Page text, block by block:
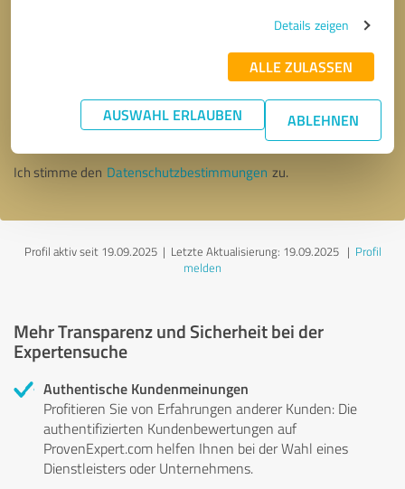
Details zeigen
ALLE ZULASSEN
AUSWAHL ERLAUBEN ABLEHNEN
* Erforderliche Angaben
Nachricht senden
Ich stimme den Datenschutzbestimmungen zu.
Profil aktiv seit 19.09.2025 | Letzte Aktualisierung: 19.09.2025| Profil
melden
Mehr Transparenz und Sicherheit bei der
Expertensuche
Authentische Kundenmeinungen
Profitieren Sie von Erfahrungen anderer Kunden: Die
authentifizierten Kundenbewertungen auf
ProvenExpert.com helfen Ihnen bei der Wahl eines
Dienstleisters oder Unternehmens.